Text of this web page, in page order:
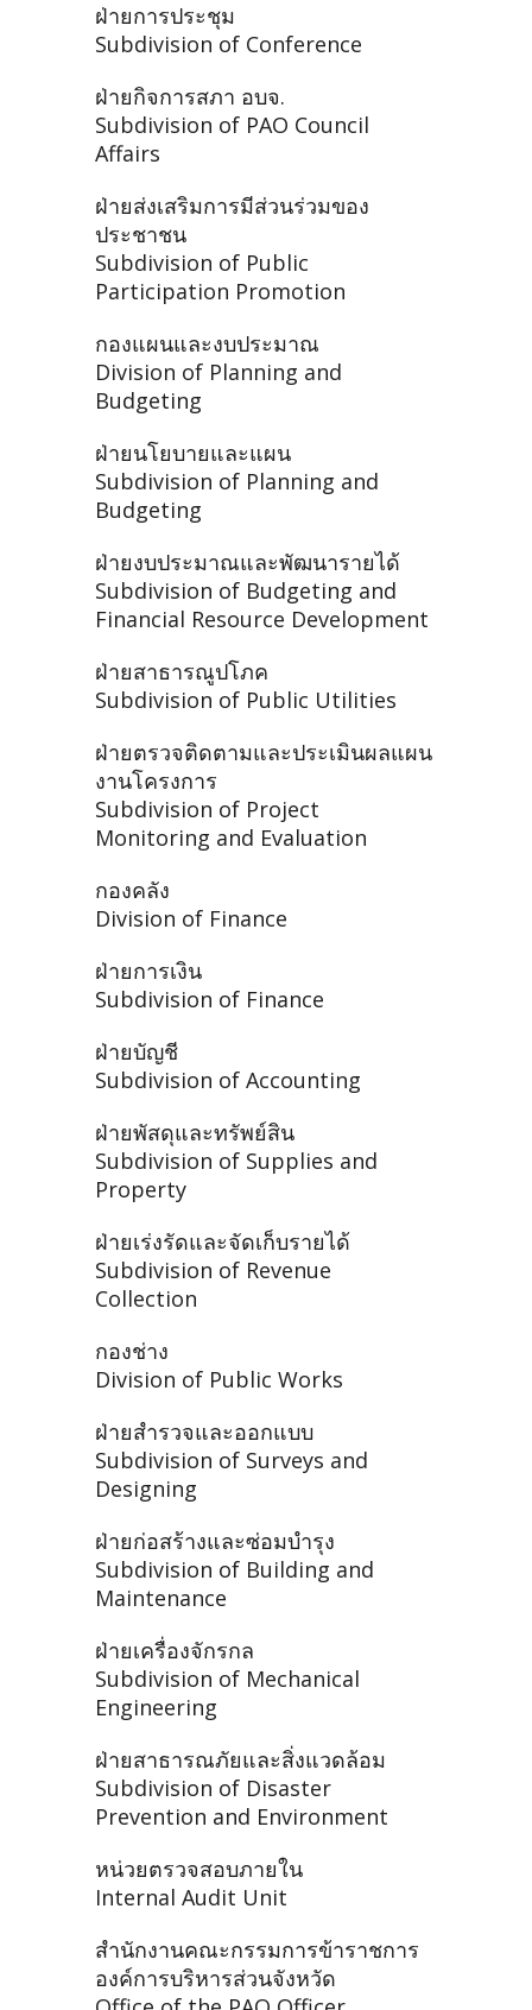
ฝ่ายการประชุม
Subdivision of Conference
ฝ่ายกิจการสภา อบจ.
Subdivision of PAO Council
Affairs
ฝ่ายส่งเสริมการมีส่วนร่วมของ
ประชาชน
Subdivision of Public
Participation Promotion
กองแผนและงบประมาณ
Division of Planning and
Budgeting
ฝ่ายนโยบายและแผน
Subdivision of Planning and
Budgeting
ฝ่ายงบประมาณและพัฒนารายได้
Subdivision of Budgeting and
Financial Resource Development
ฝ่ายสาธารณูปโภค
Subdivision of Public Utilities
ฝ่ายตรวจติดตามและประเมินผลแผน
งานโครงการ
Subdivision of Project
Monitoring and Evaluation
กองคลัง
Division of Finance
ฝ่ายการเงิน
Subdivision of Finance
ฝ่ายบัญชี
Subdivision of Accounting
ฝ่ายพัสดุและทรัพย์สิน
Subdivision of Supplies and
Property
ฝ่ายเร่งรัดและจัดเก็บรายได้
Subdivision of Revenue
Collection
กองช่าง
Division of Public Works
ฝ่ายสำรวจและออกแบบ
Subdivision of Surveys and
Designing
ฝ่ายก่อสร้างและซ่อมบำรุง
Subdivision of Building and
Maintenance
ฝ่ายเครื่องจักรกล
Subdivision of Mechanical
Engineering
ฝ่ายสาธารณภัยและสิ่งแวดล้อม
Subdivision of Disaster
Prevention and Environment
หน่วยตรวจสอบภายใน
Internal Audit Unit
สำนักงานคณะกรรมการข้าราชการ
องค์การบริหารส่วนจังหวัด